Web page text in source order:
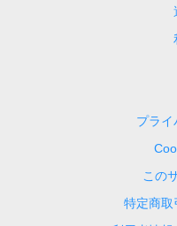
プライ
この
特定商取